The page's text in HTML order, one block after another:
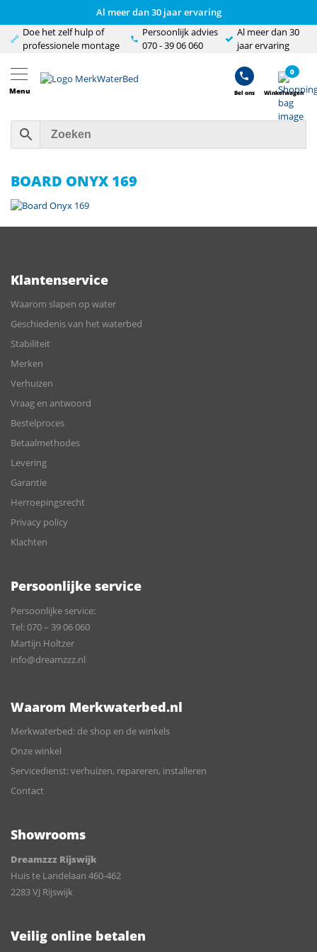
Al meer dan 30 jaar ervaring
Menu Bel ons
0
Winkelwagen
Doe het zelf hulp of
professionele montage
Persoonlijk advies
070 - 39 06 060
Al meer dan 30
jaar ervaring
BOARD ONYX 169
Klantenservice
Waarom slapen op water
Geschiedenis van het waterbed
Stabiliteit
Merken
Verhuizen
Vraag en antwoord
Bestelproces
Betaalmethodes
Levering
Garantie
Herroepingsrecht
Privacy policy
Klachten
Persoonlijke service
Persoonlijke service:
Tel:070 – 39 06 060
Martijn Holtzer
info@dreamzzz.nl
Waarom Merkwaterbed.nl
Merkwaterbed: de shop en de winkels
Onze winkel
Servicedienst: verhuizen, repareren, installeren
Contact
Showrooms
Dreamzzz Rijswijk
Huis te Landelaan 460-462
2283 VJ Rijswijk
Veilig online betalen